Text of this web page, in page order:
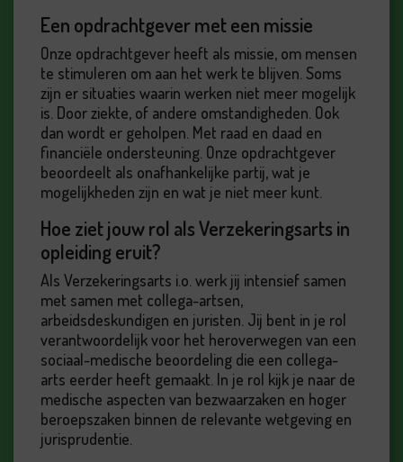
Een opdrachtgever met een missie
Onze opdrachtgever heeft als missie, om mensen
te stimuleren om aan het werk te blijven. Soms
zijn er situaties waarin werken niet meer mogelijk
is. Door ziekte, of andere omstandigheden. Ook
dan wordt er geholpen. Met raad en daad en
financiële ondersteuning. Onze opdrachtgever
beoordeelt als onafhankelijke partij, wat je
mogelijkheden zijn en wat je niet meer kunt.
Hoe ziet jouw rol als Verzekeringsarts in
opleiding eruit?
Als Verzekeringsarts i.o. werk jij intensief samen
met samen met collega-artsen,
arbeidsdeskundigen en juristen. Jij bent in je rol
verantwoordelijk voor het heroverwegen van een
sociaal-medische beoordeling die een collega-
arts eerder heeft gemaakt. In je rol kijk je naar de
medische aspecten van bezwaarzaken en hoger
beroepszaken binnen de relevante wetgeving en
jurisprudentie.